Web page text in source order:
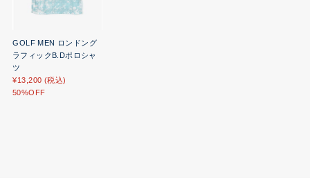
GOLF MEN ロンドング
ラフィックB.Dポロシャ
ツ
¥13,200 (税込)
50%OFF